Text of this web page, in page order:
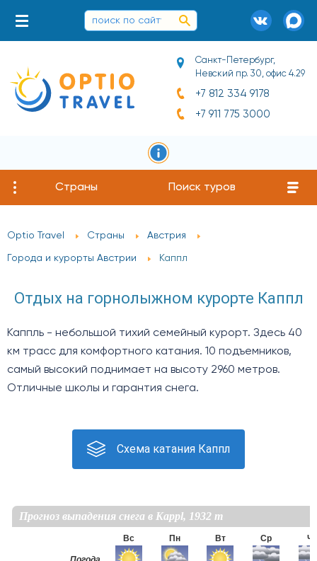
Санкт-Петербург,
Невский пр. 30, офис 4.29
+7 812 334 9178
+7 911 775 3000
Страны Поиск туров
Optio Travel Страны Австрия
Города и курорты Австрии Каппл
Отдых на горнолыжном курорте Каппл
Каппль - небольшой тихий семейный курорт. Здесь 40
км трасс для комфортного катания. 10 подъемников,
самый высокий поднимает на высоту 2960 метров.
Отличные школы и гарантия снега.
Схема катания Каппл